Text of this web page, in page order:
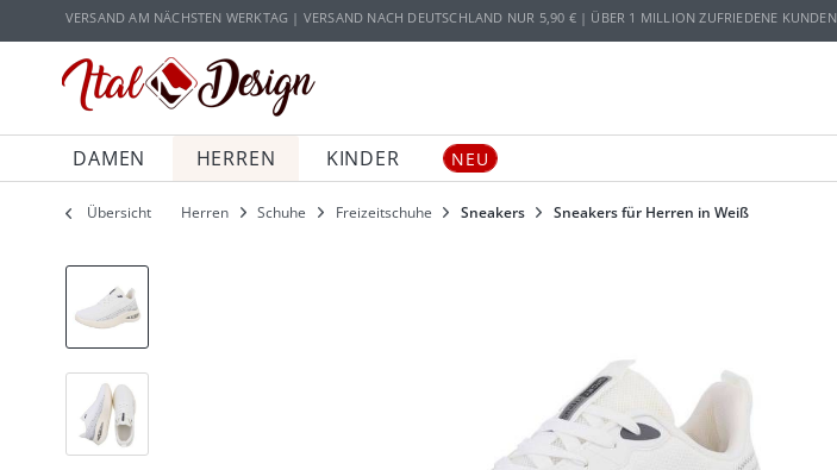
Zur Hauptnavigation springen Zum Hauptinhalt springen
VERSAND AM NÄCHSTEN WERKTAG | VERSAND NACH DEUTSCHLAND NUR 5,90 € | ÜBER 1 MILLION ZUFRIEDENE KUNDEN
DAMEN HERREN KINDER NEU
Übersicht Herren Schuhe Freizeitschuhe Sneakers Sneakers für Herren in Weiß